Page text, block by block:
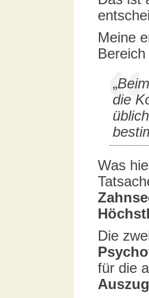
Meine
Bereich
„
die
Was
Die
für die